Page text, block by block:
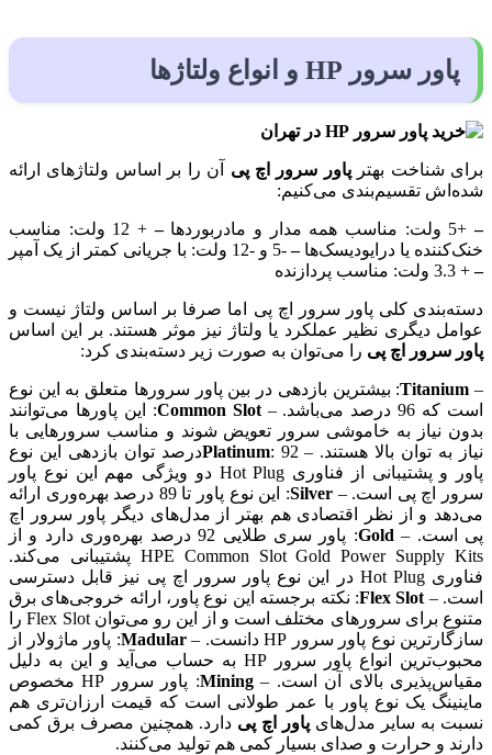
پاور سرور HP و انواع ولتاژها
برای شناخت بهترپاور سرور اچ پی آن را بر اساس ولتاژهای ارائه
شده‌اش تقسیم‌بندی می‌کنیم:
–+5 ولت: مناسب همه مدار و مادربوردها –
+ 12 ولت: مناسب
خنک‌کننده یا درایودیسک‌ها–-5 و -12 ولت: با جریانی کمتر از یک آمپر
–+ 3.3 ولت: مناسب پردازنده
دسته‌بندی کلی پاور سرور اچ پی اما صرفا بر اساس ولتاژ نیست و
عوامل دیگری نظیر عملکرد یا ولتاژ نیز موثر هستند. بر این اساس
پاور سرور اچ پی را می‌توان به صورت زیر دسته‌بندی کرد:
–
Titanium: بیشترین بازدهی در بین پاور سرورها متعلق به این نوع
است که 96 درصد می‌باشد. –
Common Slot: این پاورها می‌توانند
بدون نیاز به خاموشی سرور تعویض شوند و مناسب سرورهایی با
نیاز به توان بالا هستند. –
Platinum: 92درصد توان بازدهی این نوع
پاور و پشتیبانی از فناوری Hot Plug دو ویژگی مهم این نوع پاور
سرور اچ پی است. –Silver
: این نوع پاور تا 89 درصد بهره‌وری ارائه
می‌دهد و از نظر اقتصادی هم بهتر از مدل‌های دیگر پاور سرور اچ
پی است. – Gold
: پاور سری طلایی 92 درصد بهره‌وری دارد و از
HPE Common Slot Gold Power Supply Kits پشتیبانی می‌کند.
فناوری Hot Plug در این نوع پاور سرور اچ پی نیز قابل دسترسی
است. – Flex Slot: نکته برجسته این نوع پاور، ارائه خروجی‌های برق
متنوع برای سرورهای مختلف است و از این رو می‌توان Flex Slot را
سازگارترین نوع پاور سرور HP دانست. –
Madular: پاور ماژولار از
محبوب‌ترین انواع پاور سرور HP به حساب می‌آید و این به دلیل
مقیاس‌پذیری بالای آن است. –Mining
: پاور سرور HP مخصوص
ماینینگ یک نوع پاور با عمر طولانی است که قیمت ارزان‌تری هم
نسبت به سایر مدل‌های پاور اچ پی دارد. همچنین مصرف برق کمی
دارند و حرارت و صدای بسیار کمی هم تولید می‌کنند.